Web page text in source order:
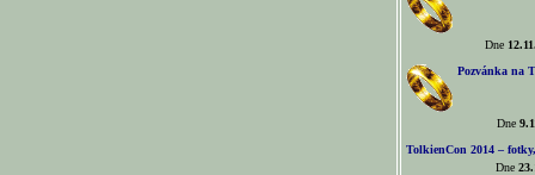
Dne
Pozvánka na
Dne
TolkienCon 2014 –
Dne